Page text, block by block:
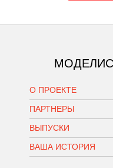
О ПРОЕКТЕ
ПАРТНЕРЫ
ВЫПУСКИ
ВАША ИСТОРИЯ